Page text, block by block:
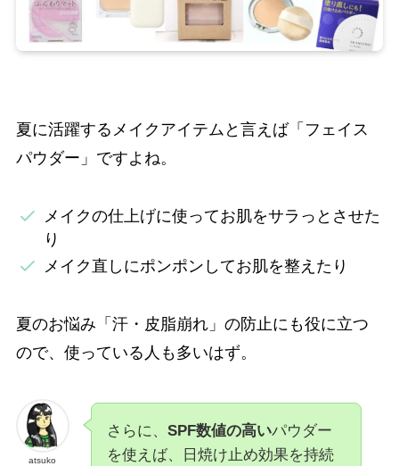
夏に活躍するメイクアイテムと言えば「フェイス
パウダー」ですよね。
メイクの仕上げに使ってお肌をサラっとさせた
り
メイク直しにポンポンしてお肌を整えたり
夏のお悩み「汗・皮脂崩れ」の防止にも役に立つ
ので、使っている人も多いはず。
atsuko
さらに、 SPF数値の高いパウダー
を使えば、日焼け止め効果を持続